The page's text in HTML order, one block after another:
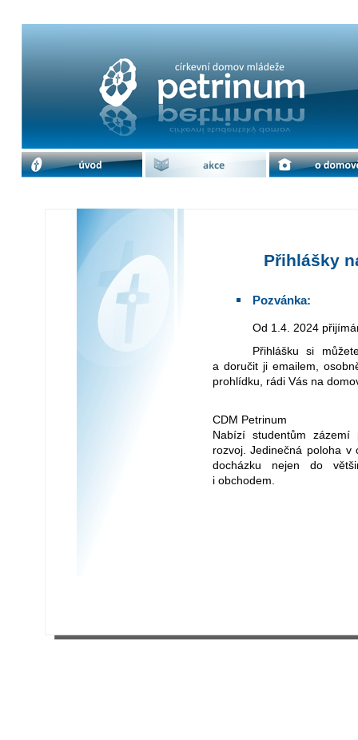
Přihlášky na školní rok 2024/2025 |
Přihlášky
Pozvánka:
Od 1.4. 2024
Přihlášku si můžete stáhnout na našich webových stránkách
a doručit ji emailem,
prohlídku, rádi Vás na
CDM Petrinum
Nabízí studentům
rozvoj. Jedinečná poloha
docházku nejen do
i obchodem.
úvod akce o domově